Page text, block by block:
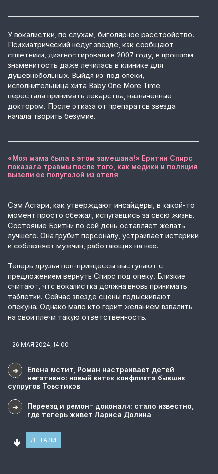
У вокалистки, по слухам, биполярное расстройство.
Психиатрический недуг звезде, как сообщают
сплетники, диагностировали в 2007 году, в прошлом
знаменитость даже лечилась в клинике для
душевнобольных. Выйдя из-под опеки,
исполнительница хита Baby One More Time
перестала принимать лекарства, назначенные
доктором. После отказа от препаратов звезда
начала творить безумие.
«Моя мама была в этом замешана!» Бритни Спирс
показала травмы после того, как медики и полиция
вывели ее полуголой из отеля
Сэм Асгари, как утверждают инсайдеры, в какой-то
момент просто сбежал, испугавшись за свою жизнь.
Состояние Бритни по сей день оставляет желать
лучшего. Она грубит персоналу, устраивает истерики
и соблазняет мужчин, работающих на нее.
Теперь друзья поп-принцессы выступают с
предложением вернуть Спирс под опеку. Близкие
считают, что вокалистка должна вновь принимать
таблетки. Сейчас звезде сцены подыскивают
опекуна. Однако мало кто горит желанием взвалить
на свои плечи такую ответственность.
26 МАЯ 2024, 14:00
➜
Елена мстит, Роман настраивает детей
негативно: новый виток конфликта бывших
супругов Товстиков
➜
Переезд и ремонт доконали: стало известно,
где теперь живет Лариса Долина
🢃 ДЕТАЛИ